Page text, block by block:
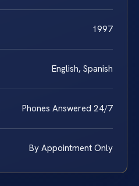
1997
English, Spanish
Phones Answered 24/7
By Appointment Only